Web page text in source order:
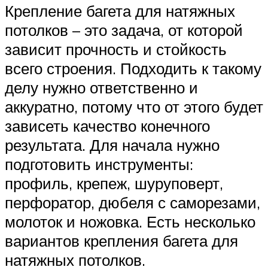
Крепление багета для натяжных
потолков – это задача, от которой
зависит прочность и стойкость
всего строения. Подходить к такому
делу нужно ответственно и
аккуратно, потому что от этого будет
зависеть качество конечного
результата. Для начала нужно
подготовить инструменты:
профиль, крепеж, шуруповерт,
перфоратор, дюбеля с саморезами,
молоток и ножовка. Есть несколько
вариантов крепления багета для
натяжных потолков.